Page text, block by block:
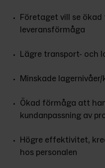
Företaget vill se
leveransförmåga
Lägre transport- och
Minskade
Ökad förmåga att
kundanpassning av
Högre effektivitet,
hos personalen